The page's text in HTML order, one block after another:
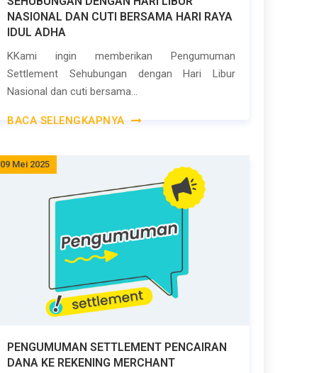
NASIONAL DAN CUTI BERSAMA HARI RAYA
IDUL ADHA
KKami ingin memberikan Pengumuman
Settlement Sehubungan dengan Hari Libur
Nasional dan cuti bersama...
BACA SELENGKAPNYA
09 Mei 2025
PENGUMUMAN SETTLEMENT PENCAIRAN
DANA KE REKENING MERCHANT